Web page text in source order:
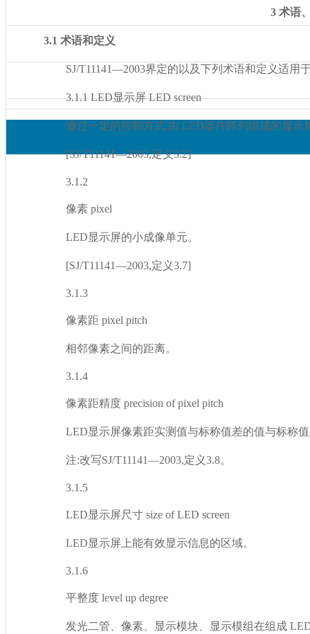
3 术语
3.1 术语和定义
SJ/T11141—2003界定的以及下列术语和定义适用于本
3.1.1 LED显示屏 LED screen
通过一定的控制方式,由 LED器件阵列组成的显示屏
[SJ/T11141—2003,定义3.2]
3.1.2
像素 pixel
LED显示屏的小成像单元。
[SJ/T11141—2003,定义3.7]
3.1.3
像素距 pixel pitch
相邻像素之间的距离。
3.1.4
像素距精度 precision of pixel pitch
LED显示屏像素距实测值与标称值差的值与标称值
注:改写SJ/T11141—2003,定义3.8。
3.1.5
LED显示屏尺寸 size of LED screen
LED显示屏上能有效显示信息的区域。
3.1.6
平整度 level up degree
发光二管、像素、显示模块、显示模组在组成